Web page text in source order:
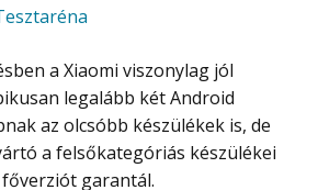
a Xiaomi viszonylag jól
legalább két Android
az olcsóbb készülékek is, de
a felsőkategóriás készülékei
garantál.